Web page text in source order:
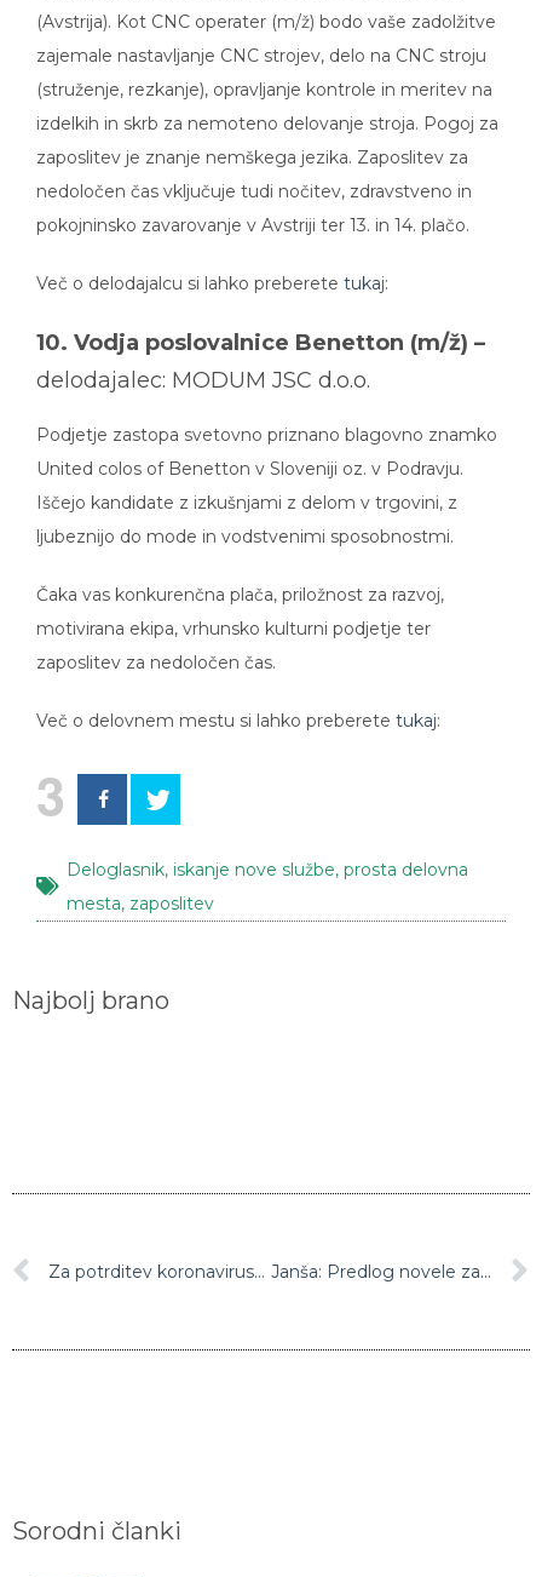
(Avstrija). Kot CNC operater (m/ž) bodo vaše zadolžitve
zajemale nastavljanje CNC strojev, delo na CNC stroju
(struženje, rezkanje), opravljanje kontrole in meritev na
izdelkih in skrb za nemoteno delovanje stroja. Pogoj za
zaposlitev je znanje nemškega jezika. Zaposlitev za
nedoločen čas vključuje tudi nočitev, zdravstveno in
pokojninsko zavarovanje v Avstriji ter 13. in 14. plačo.
Več o delodajalcu si lahko preberete tukaj:
10. Vodja poslovalnice Benetton (m/ž) –
delodajalec: MODUM JSC d.o.o.
Podjetje zastopa svetovno priznano blagovno znamko
United colos of Benetton v Sloveniji oz. v Podravju.
Iščejo kandidate z izkušnjami z delom v trgovini, z
ljubeznijo do mode in vodstvenimi sposobnostmi.
Čaka vas konkurenčna plača, priložnost za razvoj,
motivirana ekipa, vrhunsko kulturni podjetje ter
zaposlitev za nedoločen čas.
Več o delovnem mestu si lahko preberete tukaj:
3
Deloglasnik, iskanje nove službe, prosta delovna
mesta, zaposlitev
Najbolj brano
Za potrditev koronavirusne okužbe od torka dovolj pozitiven hitri antigenski test Janša: Predlog novele zakona o nalezljivih boleznih je v nasprotju z ustavo
Sorodni članki